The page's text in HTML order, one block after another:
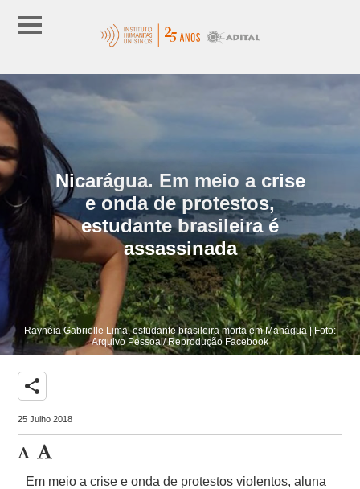
Nicarágua. Em meio a crise
e onda de protestos,
estudante brasileira é
assassinada
Raynéia Gabrielle Lima, estudante brasileira morta em Manágua | Foto:
Arquivo Pessoal/ Reprodução Facebook
share
25 Julho 2018
Em meio a crise e onda de protestos violentos, aluna